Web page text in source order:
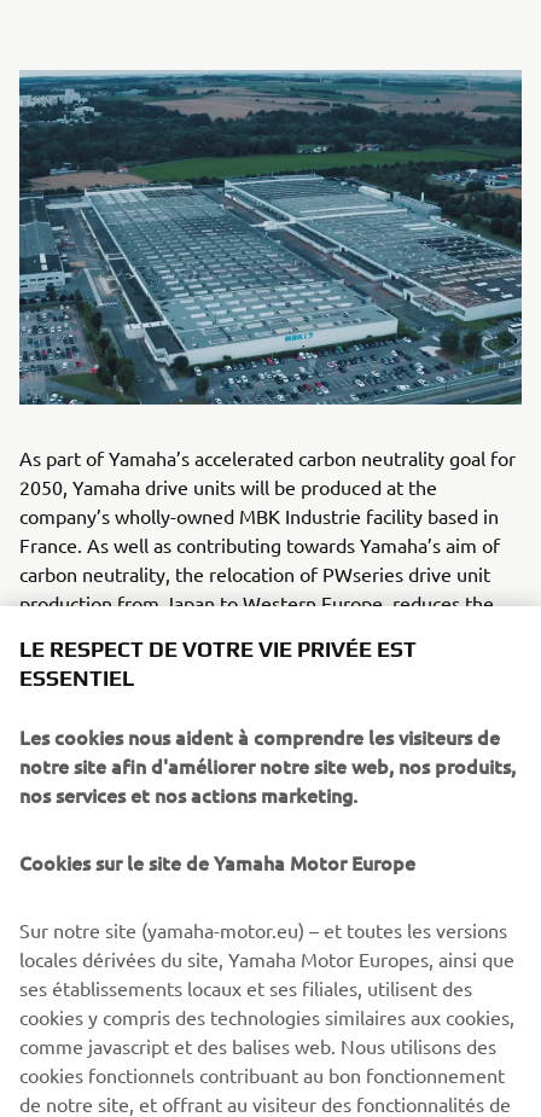
As part of Yamaha’s accelerated carbon neutrality goal for
2050, Yamaha drive units will be produced at the
company’s wholly-owned MBK Industrie facility based in
France. As well as contributing towards Yamaha’s aim of
carbon neutrality, the relocation of PWseries drive unit
production from Japan to Western Europe, reduces the
need for expensive and recently unreliable logistics
operations and offers many additional benefits to bicycle
manufacturers: lead times substantially reduced,
shocks – such as port congestion – eliminated, optimized
packing for inland EU logistics and waste reduction. MBK
Industrie’s St Quentin factory currently manufactures over
vehicles each year. With ISO 14001, for environment
certifications – MBK Industrie is ready to offer the highest
levels of service to our EU customers.
DISCOVER THE NEW PWSERIES S2 AND DISPLAY B
LE RESPECT DE VOTRE VIE PRIVÉE EST
ESSENTIEL
Les cookies nous aident à comprendre les visiteurs de
notre site afin d'améliorer notre site web, nos produits,
nos services et nos actions marketing.
Cookies sur le site de Yamaha Motor Europe
Sur notre site (yamaha-motor.eu) – et toutes les versions
locales dérivées du site, Yamaha Motor Europes, ainsi que
ses établissements locaux et ses filiales, utilisent des
cookies y compris des technologies similaires aux cookies,
comme javascript et des balises web. Nous utilisons des
cookies fonctionnels contribuant au bon fonctionnement
de notre site, et offrant au visiteur des fonctionnalités de